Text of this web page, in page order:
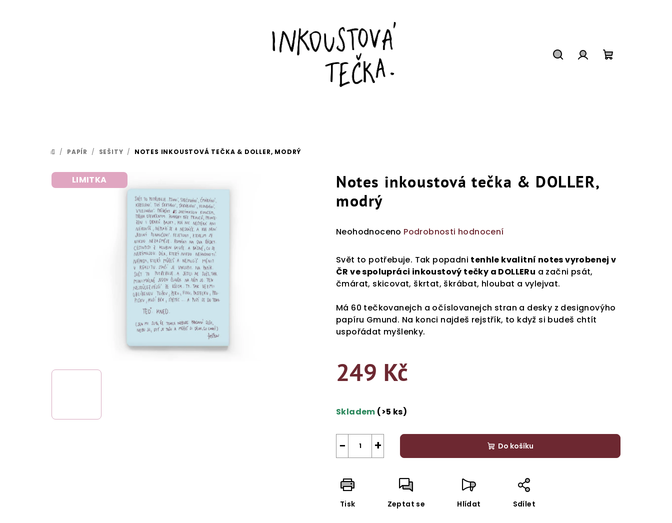
DOMŮ
/ PAPÍR / SEŠITY / NOTES INKOUSTOVÁ TEČKA & DOLLER, MODRÝ
Notes inkoustová tečka & DOLLER,
modrý
Průměrné
produktu
je
0,0
5
hvězdiček.
Neohodnoceno Podrobnosti hodnocení
Svět to potřebuje. Tak popadni tenhle kvalitní notes vyrobenej v
ČR ve spolupráci inkoustový tečky a DOLLERu a začni psát,
čmárat, skicovat, škrtat, škrábat, hloubat a vylejvat.
Má 60 tečkovanejch a očíslovanejch stran a desky z designovýho
papíru Gmund. Na konci najdeš rejstřík, to když si budeš chtít
uspořádat myšlenky.
249 Kč
cena:
Skladem (>5 ks)
+
− Do košíku
Tisk Zeptat se Hlídat Sdílet
LIMITKA